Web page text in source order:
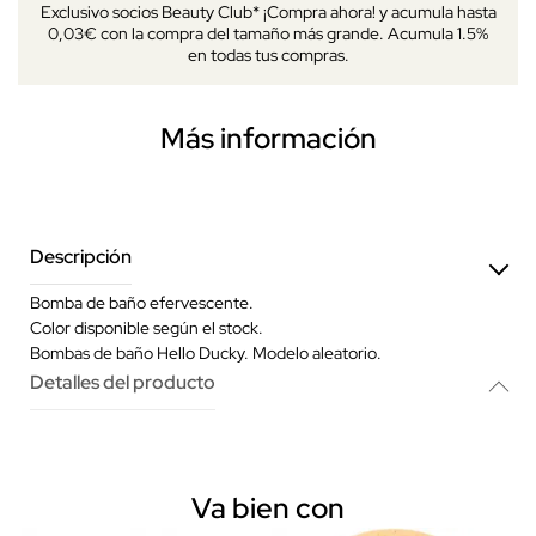
Exclusivo socios Beauty Club* ¡Compra ahora! y acumula hasta
0,03€ con la compra del tamaño más grande. Acumula 1.5%
en todas tus compras.
Más información
Descripción
Bomba de baño efervescente.
Color disponible según el stock.
Bombas de baño Hello Ducky. Modelo aleatorio.
Detalles del producto
Va bien con